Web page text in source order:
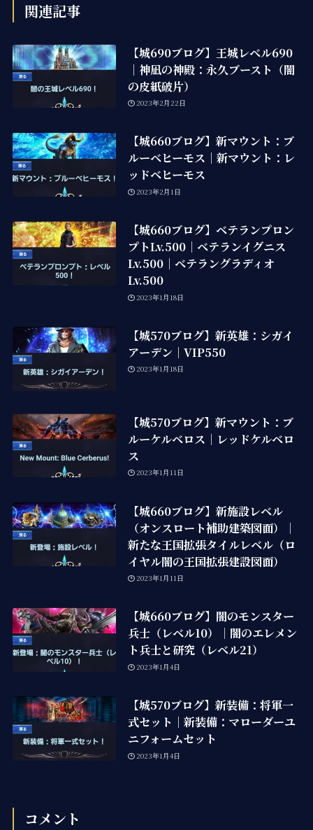
関連記事
【城690ブログ】王城レベル690
｜神凪の神殿：永久ブースト（闇
の皮紙破片）
2023年2月22日
【城660ブログ】新マウント：ブ
ルーベヒーモス｜新マウント：レ
ッドベヒーモス
2023年2月1日
【城660ブログ】ベテランプロン
プトLv.500｜ベテランイグニス
Lv.500｜ベテラングラディオ
Lv.500
2023年1月18日
【城570ブログ】新英雄：シガイ
アーデン｜VIP550
2023年1月18日
【城570ブログ】新マウント：ブ
ルーケルベロス｜レッドケルベロ
ス
2023年1月11日
【城660ブログ】新施設レベル
（オンスロート補助建築図面）｜
新たな王国拡張タイルレベル（ロ
イヤル闇の王国拡張建設図面）
2023年1月11日
【城660ブログ】闇のモンスター
兵士（レベル10）｜闇のエレメン
ト兵士と研究（レベル21）
2023年1月4日
【城570ブログ】新装備：将軍一
式セット｜新装備：マローダーユ
ニフォームセット
2023年1月4日
コメント